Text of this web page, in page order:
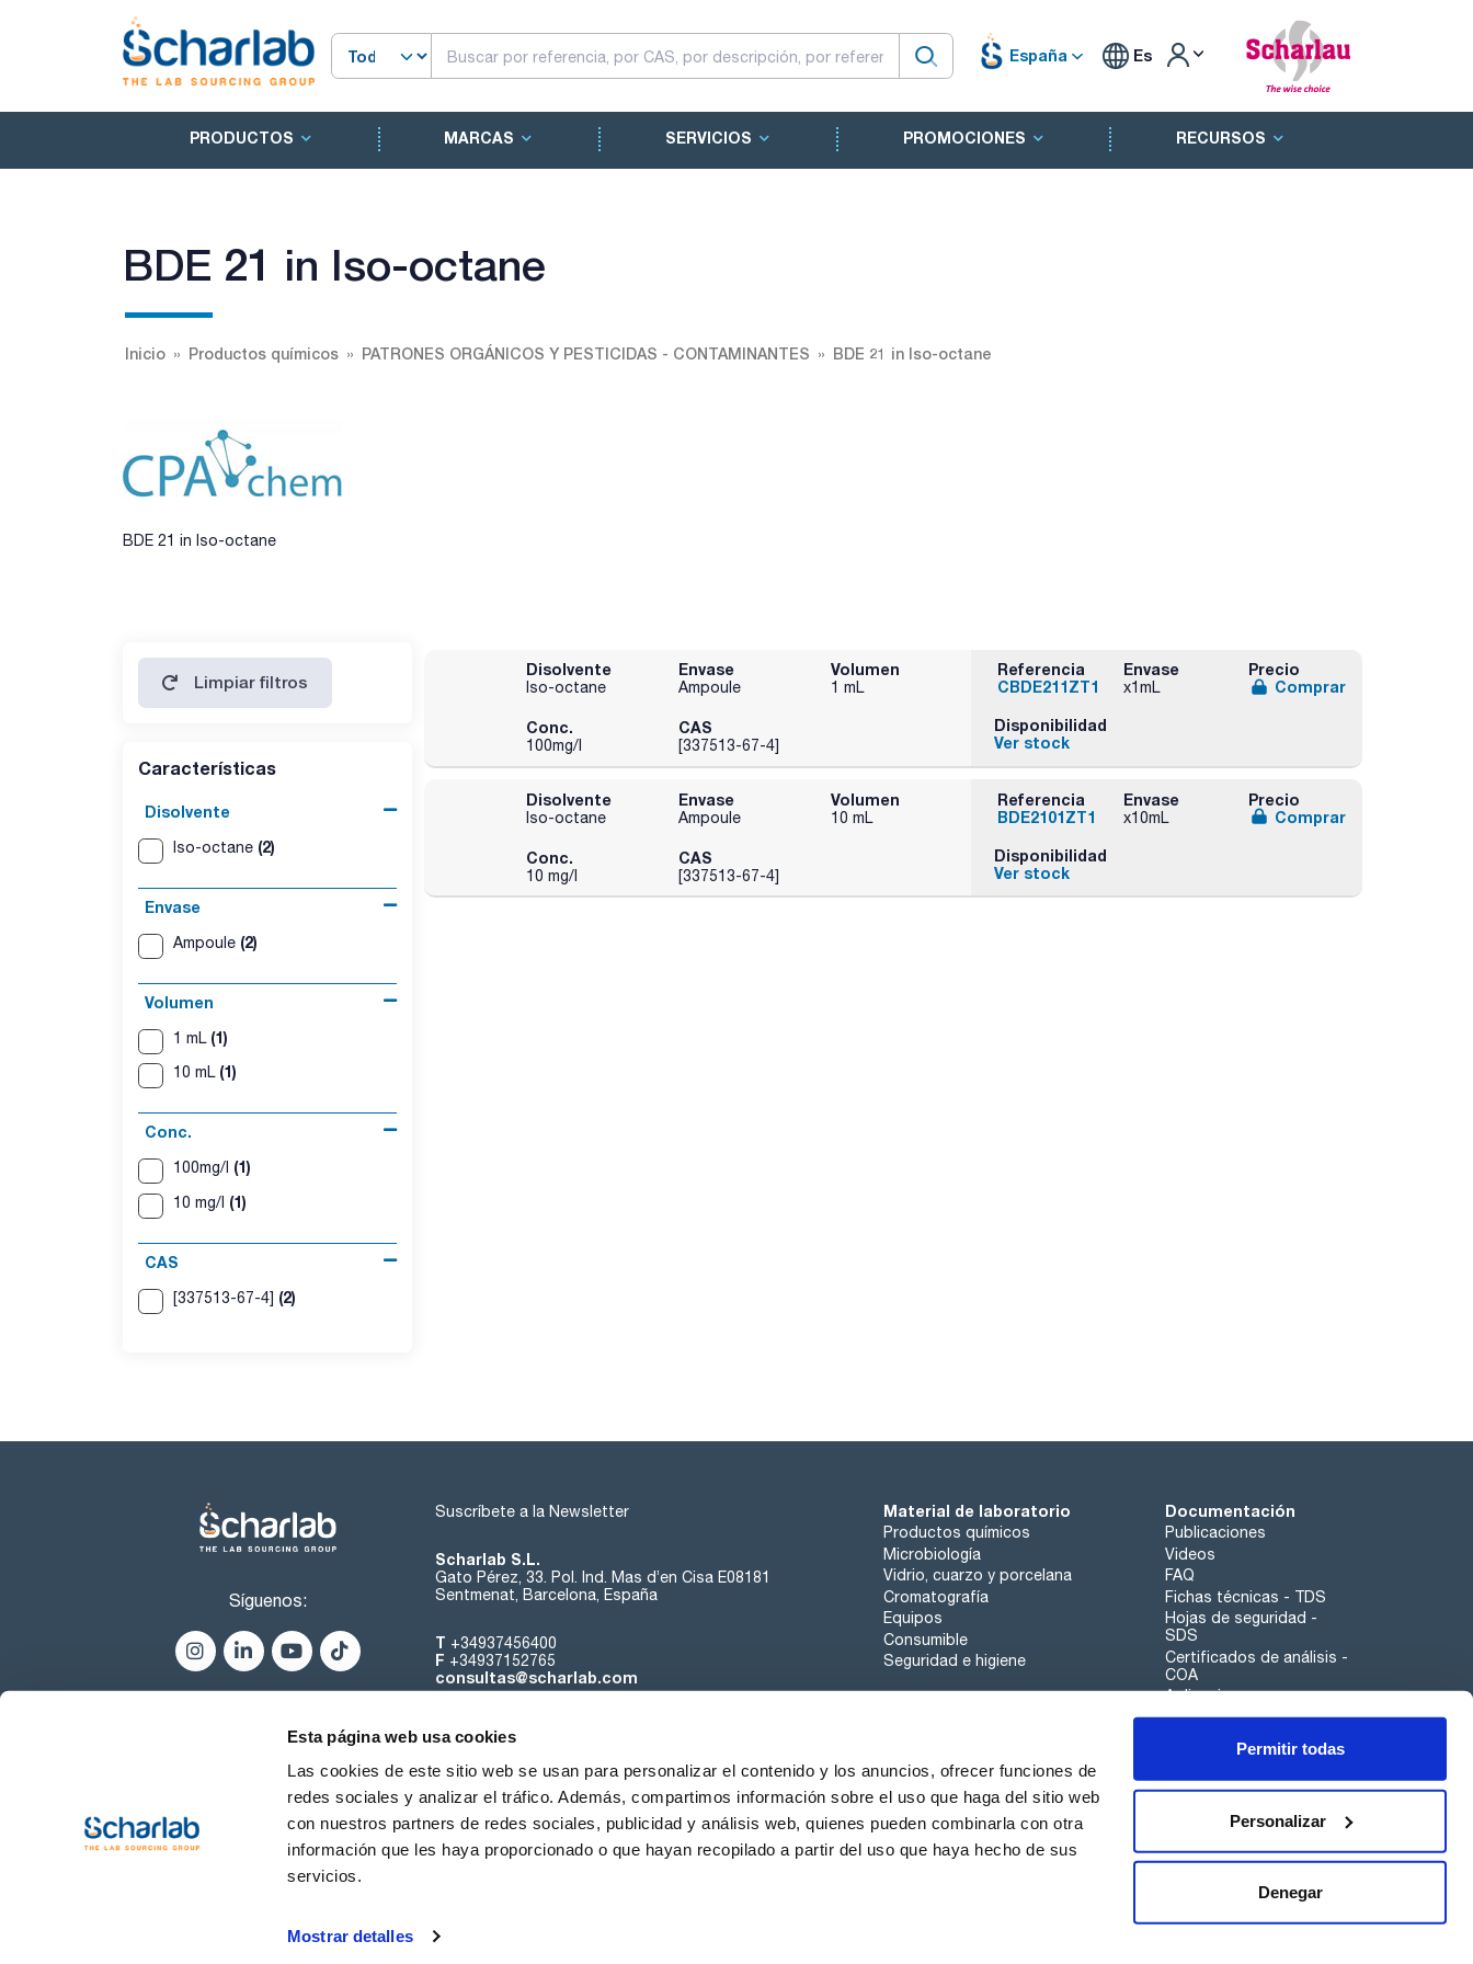
Esta página web usa cookies
Las cookies de este sitio web se usan para personalizar el contenido y los anuncios, ofrecer funciones de
redes sociales y analizar el tráfico. Además, compartimos información sobre el uso que haga del sitio web
con nuestros partners de redes sociales, publicidad y análisis web, quienes pueden combinarla con otra
información que les haya proporcionado o que hayan recopilado a partir del uso que haya hecho de sus
servicios.
Mostrar detalles
Permitir todas
Personalizar
Denegar
España Es
PRODUCTOS MARCAS SERVICIOS PROMOCIONES RECURSOS
BDE 21 in Iso-octane
Inicio Productos químicos PATRONES ORGÁNICOS Y PESTICIDAS - CONTAMINANTES BDE 21 in Iso-octane
BDE 21 in Iso-octane
Limpiar filtros
Características
Disolvente
Iso-octane (2)
Envase
Ampoule (2)
Volumen
1 mL (1)
10 mL (1)
Conc.
100mg/l (1)
10 mg/l (1)
CAS
[337513-67-4] (2)
Disolvente
Iso-octane
Envase
Ampoule
Volumen
1 mL
Conc.
100mg/l
CAS
[337513-67-4]
Referencia
CBDE211ZT1
Envase
x1mL
Precio
Comprar
Disponibilidad
Ver stock
Disolvente
Iso-octane
Envase
Ampoule
Volumen
10 mL
Conc.
10 mg/l
CAS
[337513-67-4]
Referencia
BDE2101ZT1
Envase
x10mL
Precio
Comprar
Disponibilidad
Ver stock
Síguenos:
Suscríbete a la Newsletter
Scharlab S.L.
Gato Pérez, 33. Pol. Ind. Mas d’en Cisa E08181
Sentmenat, Barcelona, España
T +34937456400
F +34937152765
consultas@scharlab.com
Material de laboratorio
Productos químicos
Microbiología
Vidrio, cuarzo y porcelana
Cromatografía
Equipos
Consumible
Seguridad e higiene
Documentación
Publicaciones
Videos
FAQ
Fichas técnicas - TDS
Hojas de seguridad -
SDS
Certificados de análisis -
COA
Aplicaciones
Tabla Periódica
Canal de denuncias
Sobre nosotros Contacta Noticias Trabaja con nosotros
Condiciones de uso